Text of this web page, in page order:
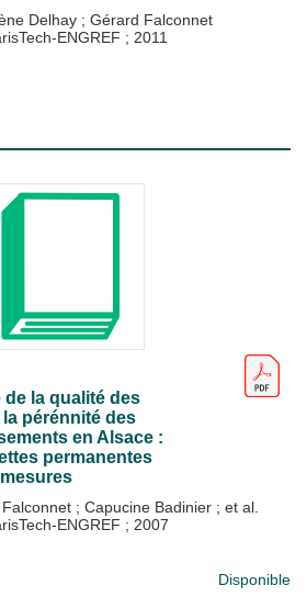
Delhay ; Gérard Falconnet
ENGREF ; 2011
la qualité des
pérénnité des
en Alsace :
permanentes
; Capucine Badinier ; et al.
ENGREF ; 2007
Disponible